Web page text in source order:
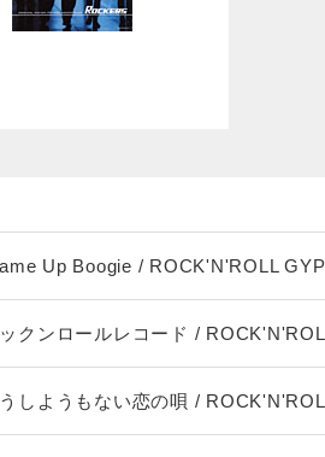
Up Boogie / ROCK'N'ROLL
クンロールレコード /
しようもない恋の唄 /